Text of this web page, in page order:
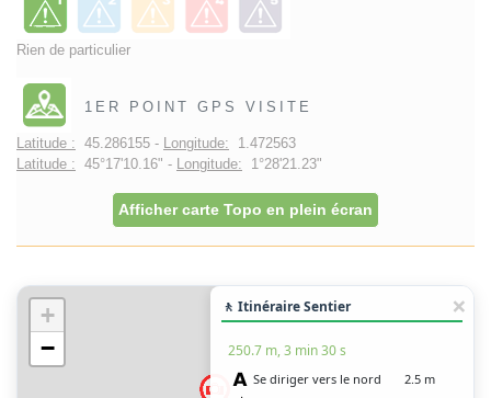
Rien de particulier
1ER POINT GPS VISITE
Latitude : 45.286155 - Longitude: 1.472563
Latitude : 45°17'10.16" - Longitude: 1°28'21.23"
Afficher carte Topo en plein écran
+
−
🚶 Itinéraire Sentier
250.7 m, 3 min 30 s
Se diriger vers le nord
2.5 m